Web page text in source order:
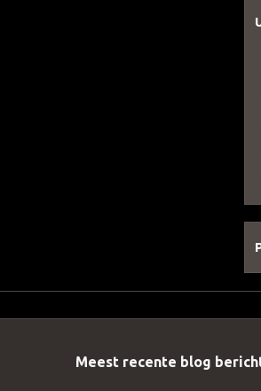
Meest recente blog